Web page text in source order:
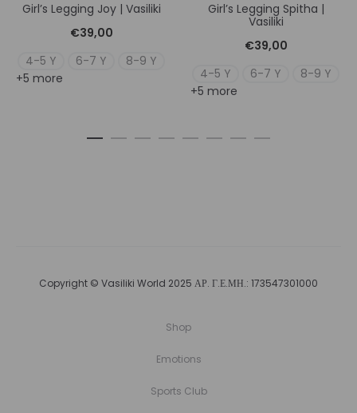
Girl’s Legging Joy | Vasiliki
€39,00
4-5 Y
6-7 Y
8-9 Y
+5 more
Girl’s Legging Spitha |
Vasiliki
€39,00
4-5 Y
6-7 Y
8-9 Y
+5 more
Copyright © Vasiliki World 2025 ΑΡ. Γ.Ε.ΜΗ.: 173547301000
Shop
Emotions
Sports Club